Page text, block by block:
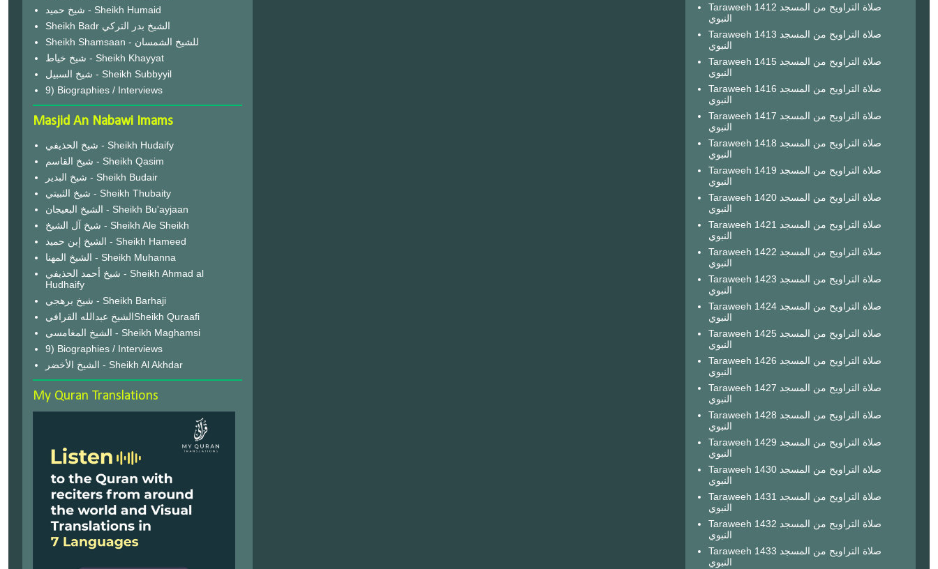
شيخ حميد - Sheikh Humaid
Sheikh Badr الشيخ بدر التركي
Sheikh Shamsaan - للشيخ الشمسان
شيخ خياط - Sheikh Khayyat
شيخ السبيل - Sheikh Subbyyil
9) Biographies / Interviews
Masjid An Nabawi Imams
شيخ الحذيفي - Sheikh Hudaify
شيخ القاسم - Sheikh Qasim
شيخ البدير - Sheikh Budair
شيخ الثبيتي - Sheikh Thubaity
الشيخ البعيجان - Sheikh Bu'ayjaan
شيخ آل الشيخ - Sheikh Ale Sheikh
الشيخ إبن حميد - Sheikh Hameed
الشيخ المهنا - Sheikh Muhanna
شيخ أحمد الحذيفي - Sheikh Ahmad al
Hudhaify
شيخ برهجي - Sheikh Barhaji
الشيخ عبدالله القرافيSheikh Quraafi
الشيخ المغامسي - Sheikh Maghamsi
9) Biographies / Interviews
الشيخ الأخضر - Sheikh Al Akhdar
My Quran Translations
Taraweeh 1412 صلاة التراويح من المسجد
النبوي
Taraweeh 1413 صلاة التراويح من المسجد
النبوي
Taraweeh 1415 صلاة التراويح من المسجد
النبوي
Taraweeh 1416 صلاة التراويح من المسجد
النبوي
Taraweeh 1417 صلاة التراويح من المسجد
النبوي
Taraweeh 1418 صلاة التراويح من المسجد
النبوي
Taraweeh 1419 صلاة التراويح من المسجد
النبوي
Taraweeh 1420 صلاة التراويح من المسجد
النبوي
Taraweeh 1421 صلاة التراويح من المسجد
النبوي
Taraweeh 1422 صلاة التراويح من المسجد
النبوي
Taraweeh 1423 صلاة التراويح من المسجد
النبوي
Taraweeh 1424 صلاة التراويح من المسجد
النبوي
Taraweeh 1425 صلاة التراويح من المسجد
النبوي
Taraweeh 1426 صلاة التراويح من المسجد
النبوي
Taraweeh 1427 صلاة التراويح من المسجد
النبوي
Taraweeh 1428 صلاة التراويح من المسجد
النبوي
Taraweeh 1429 صلاة التراويح من المسجد
النبوي
Taraweeh 1430 صلاة التراويح من المسجد
النبوي
Taraweeh 1431 صلاة التراويح من المسجد
النبوي
Taraweeh 1432 صلاة التراويح من المسجد
النبوي
Taraweeh 1433 صلاة التراويح من المسجد
النبوي